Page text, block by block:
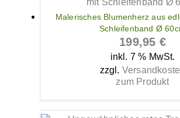
Malerisches Blumenherz aus
Schleifenband Ø
199,95 €
inkl. 7 % MwSt.
zzgl.
zum Produkt